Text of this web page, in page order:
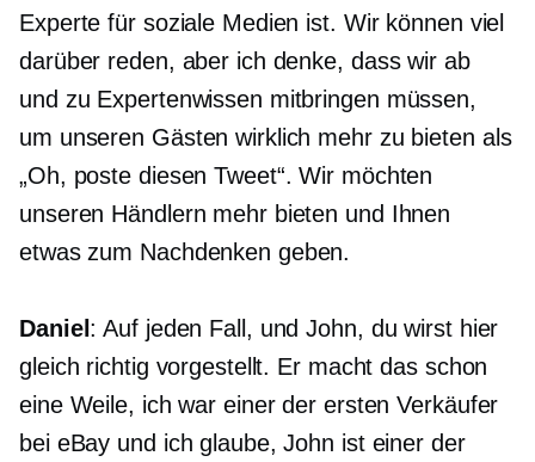
Experte für soziale Medien ist. Wir können viel
darüber reden, aber ich denke, dass wir ab
und zu Expertenwissen mitbringen müssen,
um unseren Gästen wirklich mehr zu bieten als
„Oh, poste diesen Tweet“. Wir möchten
unseren Händlern mehr bieten und Ihnen
etwas zum Nachdenken geben.
Daniel : Auf jeden Fall, und John, du wirst hier
gleich richtig vorgestellt. Er macht das schon
eine Weile, ich war einer der ersten Verkäufer
bei eBay und ich glaube, John ist einer der